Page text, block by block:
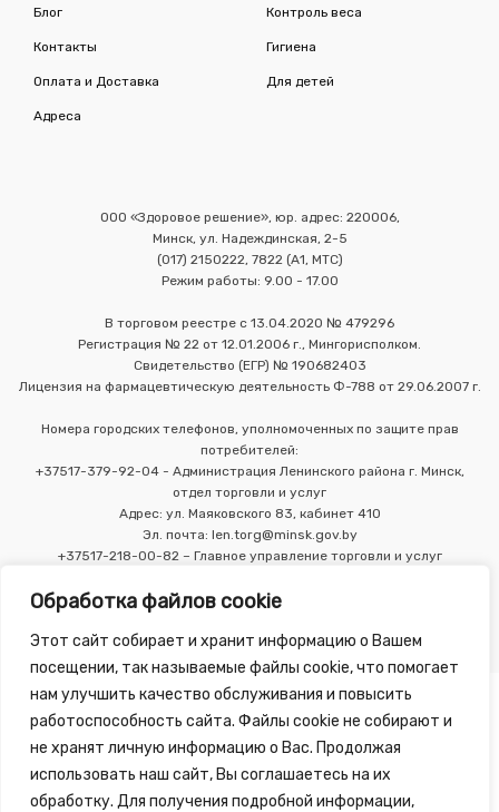
Обработка файлов cookie
Этот сайт собирает и хранит информацию о Вашем
посещении, так называемые файлы cookie, что помогает
нам улучшить качество обслуживания и повысить
работоспособность сайта. Файлы cookie не собирают и
не хранят личную информацию о Вас. Продолжая
использовать наш сайт, Вы соглашаетесь на их
обработку. Для получения подробной информации,
Блог
Контакты
Оплата и Доставка
Адреса
Контроль веса
Гигиена
Для детей
ООО «Здоровое решение», юр. адрес: 220006,
Минск, ул. Надеждинская, 2-5
(017) 2150222, 7822 (А1, МТС)
Режим работы: 9.00 - 17.00
В торговом реестре с 13.04.2020 № 479296
Регистрация № 22 от 12.01.2006 г., Мингорисполком.
Свидетельство (ЕГР) № 190682403
Лицензия на фармацевтическую деятельность Ф-788 от 29.06.2007 г.
Номера городских телефонов, уполномоченных по защите прав
потребителей:
+37517-379-92-04 - Администрация Ленинского района г. Минск,
отдел торговли и услуг
Адрес: ул. Маяковского 83, кабинет 410
Эл. почта: len.torg@minsk.gov.by
+37517-218-00-82 – Главное управление торговли и услуг
Copyright 2010 - 2026 ©Зелёная Аптека, разработка сайта